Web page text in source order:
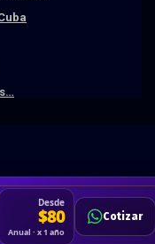
Desde
$80
Anual · x 1 año
Cotizar
Cotizar
Hablemos
Solicitar